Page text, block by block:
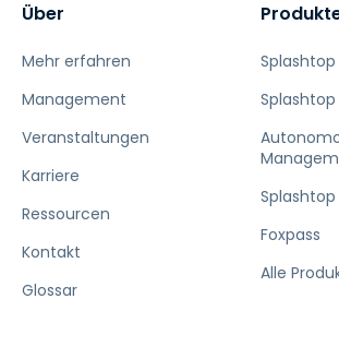
Über
Mehr erfahren
Management
Veranstaltungen
Karriere
Ressourcen
Kontakt
Glossar
Foxpass
Alle